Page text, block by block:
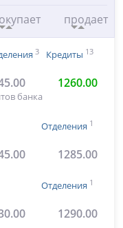
продает
3 Кредиты 13
1260.00
банка
Отделения 1
1285.00
Отделения 1
1290.00